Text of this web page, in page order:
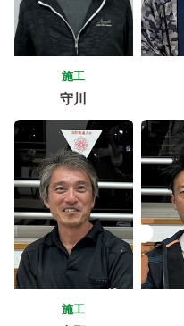
施工
守川
施工